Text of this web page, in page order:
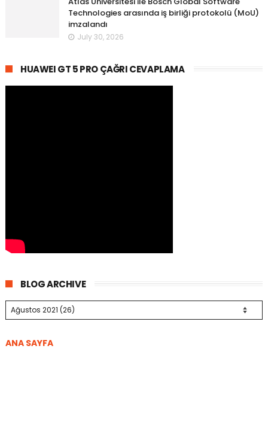
Technologies arasında iş birliği protokolü (MoU)
imzalandı
July 30, 2026
HUAWEI GT 5 PRO ÇAĞRI CEVAPLAMA
BLOG ARCHIVE
ANA SAYFA